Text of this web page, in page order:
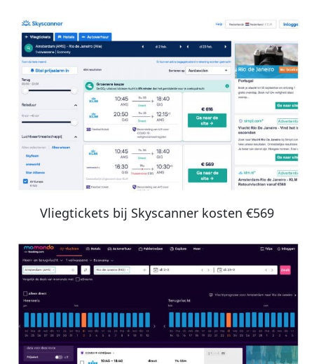
Vliegtickets bij Skyscanner kosten €569